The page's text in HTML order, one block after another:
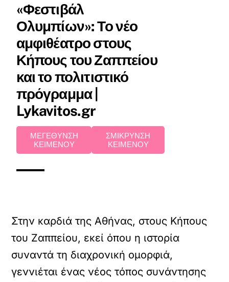
«Φεστιβάλ
Ολυμπίων»: Το νέο
αμφιθέατρο στους
Κήπους του Ζαππείου
και το πολιτιστικό
πρόγραμμα |
Lykavitos.gr
ΜΕΓΕΘΥΝΣΗ
ΚΕΙΜΕΝΟΥ
ΣΜΙΚΡΥΝΣΗ
ΚΕΙΜΕΝΟΥ
Στην καρδιά της Αθήνας, στους Κήπους
του Ζαππείου, εκεί όπου η ιστορία
συναντά τη διαχρονική ομορφιά,
γεννιέται ένας νέος τόπος συνάντησης